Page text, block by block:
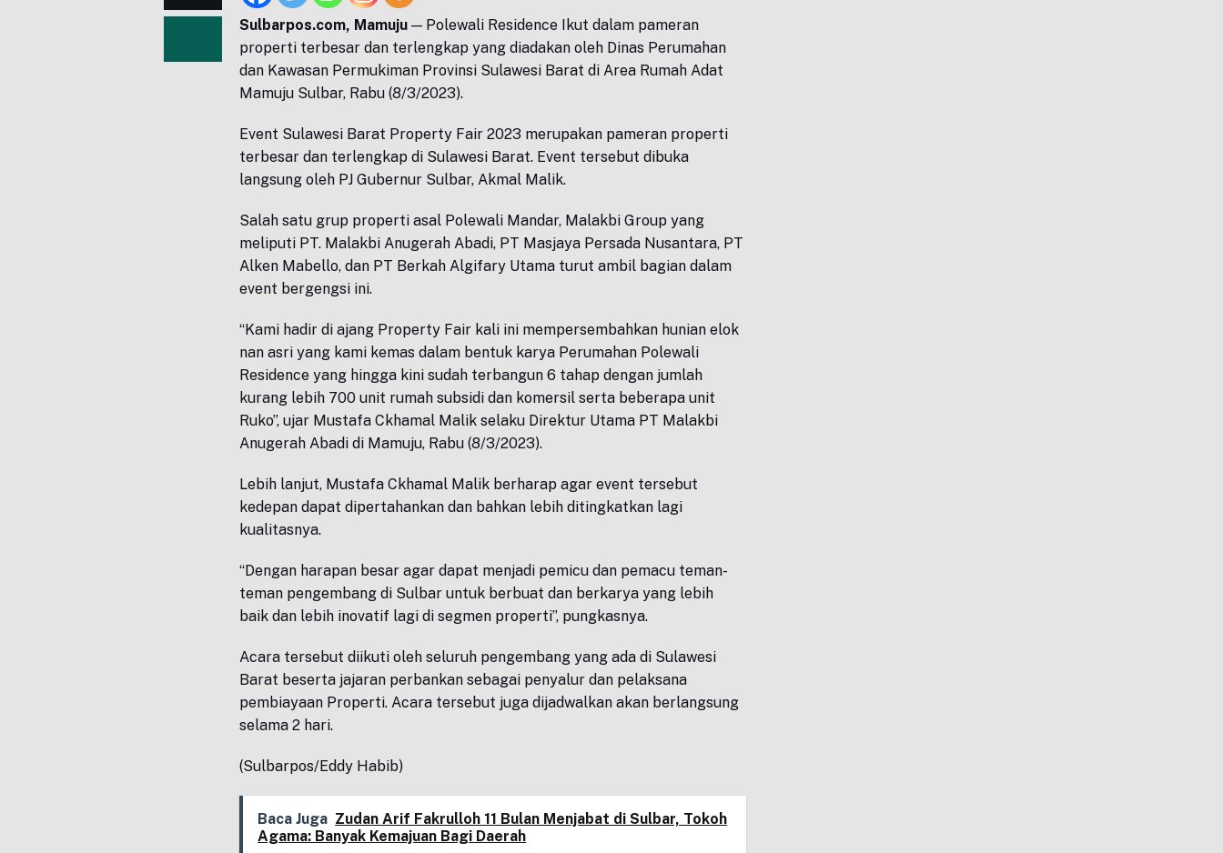
Sulbarpos.com, Mamuju — Polewali Residence Ikut dalam pameran
properti terbesar dan terlengkap yang diadakan oleh Dinas Perumahan
dan Kawasan Permukiman Provinsi Sulawesi Barat di Area Rumah Adat
Mamuju Sulbar, Rabu (8/3/2023).
Event Sulawesi Barat Property Fair 2023 merupakan pameran properti
terbesar dan terlengkap di Sulawesi Barat. Event tersebut dibuka
langsung oleh PJ Gubernur Sulbar, Akmal Malik.
Salah satu grup properti asal Polewali Mandar, Malakbi Group yang
meliputi PT. Malakbi Anugerah Abadi, PT Masjaya Persada Nusantara, PT
Alken Mabello, dan PT Berkah Algifary Utama turut ambil bagian dalam
event bergengsi ini.
“Kami hadir di ajang Property Fair kali ini mempersembahkan hunian elok
nan asri yang kami kemas dalam bentuk karya Perumahan Polewali
Residence yang hingga kini sudah terbangun 6 tahap dengan jumlah
kurang lebih 700 unit rumah subsidi dan komersil serta beberapa unit
Ruko”, ujar Mustafa Ckhamal Malik selaku Direktur Utama PT Malakbi
Anugerah Abadi di Mamuju, Rabu (8/3/2023).
Lebih lanjut, Mustafa Ckhamal Malik berharap agar event tersebut
kedepan dapat dipertahankan dan bahkan lebih ditingkatkan lagi
kualitasnya.
“Dengan harapan besar agar dapat menjadi pemicu dan pemacu teman-
teman pengembang di Sulbar untuk berbuat dan berkarya yang lebih
baik dan lebih inovatif lagi di segmen properti”, pungkasnya.
Acara tersebut diikuti oleh seluruh pengembang yang ada di Sulawesi
Barat beserta jajaran perbankan sebagai penyalur dan pelaksana
pembiayaan Properti. Acara tersebut juga dijadwalkan akan berlangsung
selama 2 hari.
(Sulbarpos/Eddy Habib)
Baca Juga Zudan Arif Fakrulloh 11 Bulan Menjabat di Sulbar, Tokoh
Agama: Banyak Kemajuan Bagi Daerah